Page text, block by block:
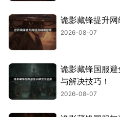
诡影藏锋提升网
2026-08-07
诡影藏锋国服
与解决技巧！
2026-08-07